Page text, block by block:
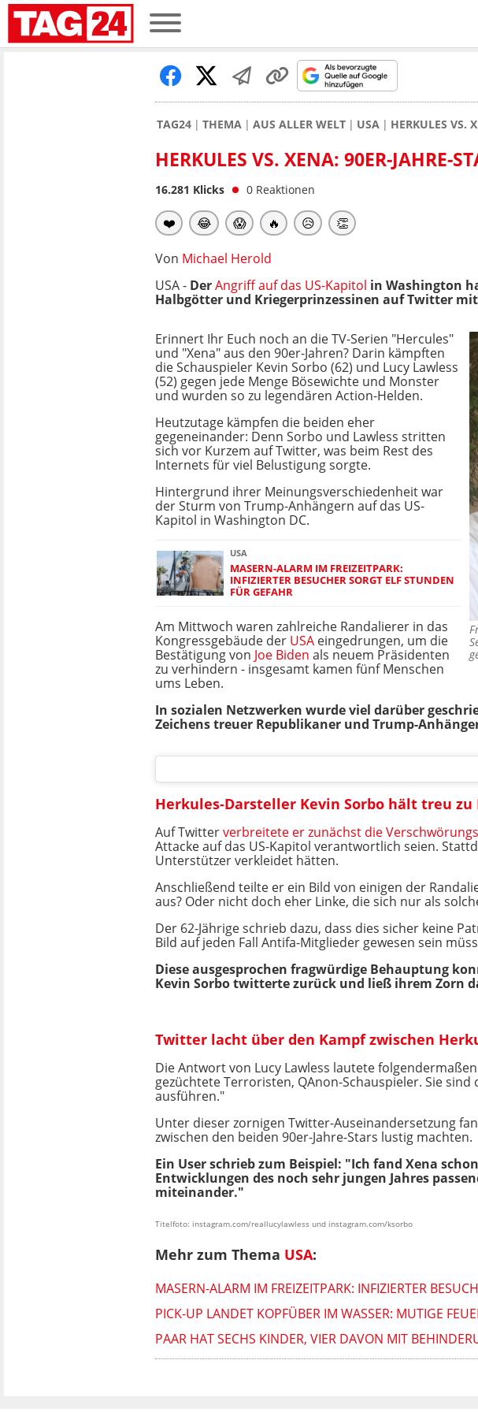
TAG24 THEMA AUS ALLER WELT USA HERKULES VS.
HERKULES VS. XENA: 90ER-JAHRE-
16.281 Klicks 0 Reaktionen
❤️ 😂 😱 🔥 😥 👏
Von Michael Herold
USA - DerAngriff auf das US-Kapitol in Washington
Halbgötter und Kriegerprinzessinen auf Twitter
Erinnert Ihr Euch noch an die TV-Serien "Hercules"
und "Xena" aus den 90er-Jahren? Darin kämpften
die Schauspieler Kevin Sorbo (62) und Lucy Lawless
(52) gegen jede Menge Bösewichte und Monster
und wurden so zu legendären Action-Helden.
Heutzutage kämpfen die beiden eher
gegeneinander: Denn Sorbo und Lawless stritten
sich vor Kurzem auf Twitter, was beim Rest des
Internets für viel Belustigung sorgte.
Hintergrund ihrer Meinungsverschiedenheit war
der Sturm von Trump-Anhängern auf das US-
Kapitol in Washington DC.
USA
MASERN-ALARM IM FREIZEITPARK:
INFIZIERTER BESUCHER SORGT ELF STUNDEN
FÜR GEFAHR
Am Mittwoch waren zahlreiche Randalierer in das
Kongressgebäude der USA eingedrungen, um die
Bestätigung von Joe Biden als neuem Präsidenten
zu verhindern - insgesamt kamen fünf Menschen
ums Leben.
In sozialen Netzwerken wurde viel darüber
Zeichens treuer Republikaner und Trump-
Herkules-Darsteller Kevin Sorbo hält treu zu
Auf Twitterverbreitete er zunächst die
Attacke auf das US-Kapitol verantwortlich seien.
Unterstützer verkleidet hätten.
Anschließend teilte er ein Bild von einigen der
aus? Oder nicht doch eher Linke, die sich nur als
Der 62-Jährige schrieb dazu, dass dies sicher keine
Bild auf jeden Fall Antifa-Mitglieder gewesen sein
Diese ausgesprochen fragwürdige Behauptung
Kevin Sorbo twitterte zurück und ließ ihrem Zorn
Twitter lacht über den Kampf zwischen
Die Antwort von Lucy Lawless lautete
gezüchtete Terroristen, QAnon-Schauspieler. Sie
ausführen."
Unter dieser zornigen Twitter-Auseinandersetzung
zwischen den beiden 90er-Jahre-Stars lustig machten.
Ein User schrieb zum Beispiel: "Ich fand Xena
Entwicklungen des noch sehr jungen Jahres
miteinander."
Titelfoto: instagram.com/reallucylawless und instagram.com/ksorbo
Mehr zum Thema USA:
MASERN-ALARM IM FREIZEITPARK: INFIZIERTER
PICK-UP LANDET KOPFÜBER IM WASSER: MUTIGE
PAAR HAT SECHS KINDER, VIER DAVON MIT